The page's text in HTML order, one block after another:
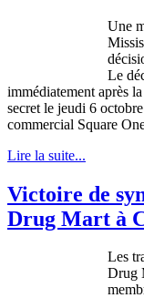
Une
Le
immédiatement après la
secret le jeudi 6 octobre
commercial Square
Lire la suite...
Victoire de
Drug Mart à
Les
Drug